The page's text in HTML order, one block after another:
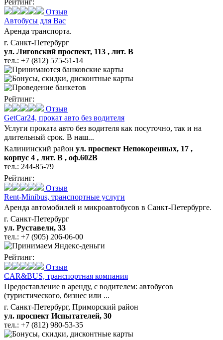
Отзыв
Автобусы для Вас
Аренда транспорта.
г. Санкт-Петербург
ул. Лиговский проспект, 113 , лит. В
тел.: +7 (812) 575-51-14
Рейтинг:
Отзыв
GetCar24, прокат авто без водителя
Услуги проката авто без водителя как посуточно, так и на
длительный срок. В наш...
Калининский район ул. проспект Непокоренных, 17 ,
корпус 4 , лит. В , оф.602В
тел.: 244-85-79
Рейтинг:
Отзыв
Rent-Minibus, транспортные услуги
Аренда автомобилей и микроавтобусов в Санкт-Петербурге.
г. Санкт-Петербург
ул. Руставели, 33
тел.: +7 (905) 206-06-00
Рейтинг:
Отзыв
CAR&BUS, транспортная компания
Предоставление в аренду, с водителем: автобусов
(туристического, бизнес или ...
г. Санкт-Петербург, Приморский район
ул. проспект Испытателей, 30
тел.: +7 (812) 980-53-35